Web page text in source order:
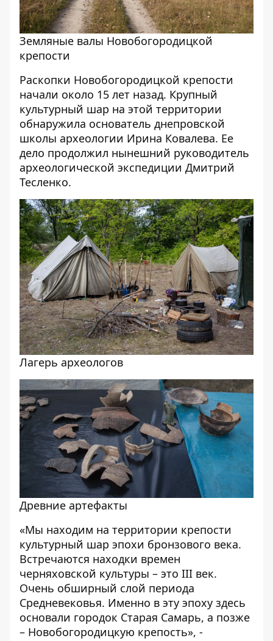
Земляные валы Новобогородицкой
крепости
Раскопки Новобогородицкой крепости
начали около 15 лет назад. Крупный
культурный шар на этой территории
обнаружила основатель днепровской
школы археологии Ирина Ковалева. Ее
дело продолжил нынешний руководитель
археологической экспедиции Дмитрий
Тесленко.
Лагерь археологов
Древние артефакты
«Мы находим на территории крепости
культурный шар эпохи бронзового века.
Встречаются находки времен
черняховской культуры – это III век.
Очень обширный слой периода
Средневековья. Именно в эту эпоху здесь
основали городок Старая Самарь, а позже
– Новобогородицкую крепость», -